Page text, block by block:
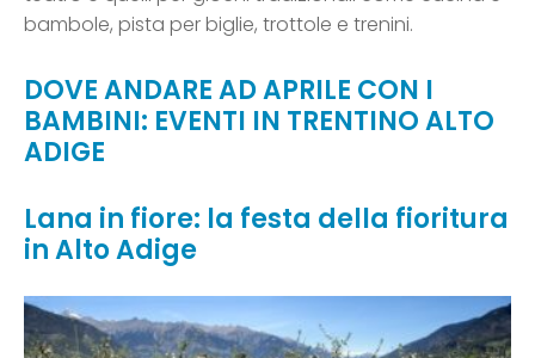
bambole, pista per biglie, trottole e trenini.
DOVE ANDARE AD APRILE CON I
BAMBINI: EVENTI IN TRENTINO ALTO
ADIGE
Lana in fiore: la festa della fioritura
in Alto Adige